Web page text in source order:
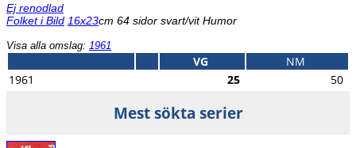
Ej renodlad
Folket i Bild 16x23cm 64 sidor svart/vit Humor
Visa alla omslag: 1961
VG
NM
1961
25 50
Mest sökta serier